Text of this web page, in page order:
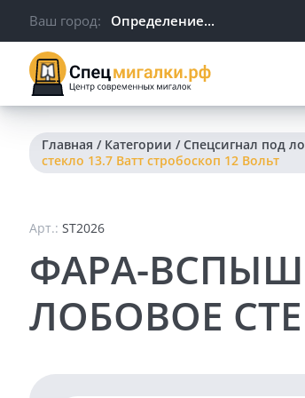
Ваш город: Определение...
Главная / Категории /Спецсигнал под
стекло 13.7 Ватт стробоскоп 12 Вольт
Арт.: ST2026
ФАРА-
ЛОБОВОЕ